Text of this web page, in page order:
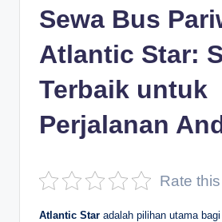
B
D
Sewa Bus
Atlantic Star:
Terbaik untuk
Perjalanan
Rate
Atlantic Star adalah pilihan utama